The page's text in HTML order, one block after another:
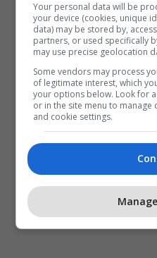
Prishtina Lokale Dita
Granit Geci
Drejtoria Për Kulturë Rini Dhe
Your personal data will be
your device (cookies, unique
data) may be stored by,
partners, or used specifically
may use precise geolocation
Some vendors may process
of legitimate interest, which
your options below. Look for
or in the site menu to
and cookie settings.